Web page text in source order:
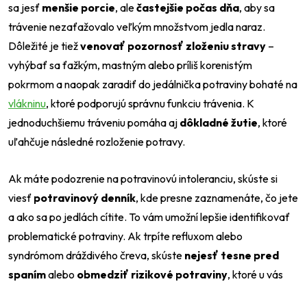
sa jesť menšie porcie, alečastejšie počas dňa, aby sa
trávenie nezaťažovalo veľkým množstvom jedla naraz.
Dôležité je tiežvenovať pozornosť zloženiu stravy –
vyhýbať sa ťažkým, mastným alebo príliš korenistým
pokrmom a naopak zaradiť do jedálnička potraviny bohaté na
vlákninu, ktoré podporujú správnu funkciu trávenia. K
jednoduchšiemu tráveniu pomáha aj dôkladné žutie, ktoré
uľahčuje následné rozloženie potravy.
Ak máte podozrenie na potravinovú intoleranciu, skúste si
viesť potravinový denník, kde presne zaznamenáte, čo jete
a ako sa po jedlách cítite. To vám umožní lepšie identifikovať
problematické potraviny. Ak trpíte refluxom alebo
syndrómom dráždivého čreva, skúste nejesť tesne pred
spanímalebo obmedziť rizikové potraviny, ktoré u vás